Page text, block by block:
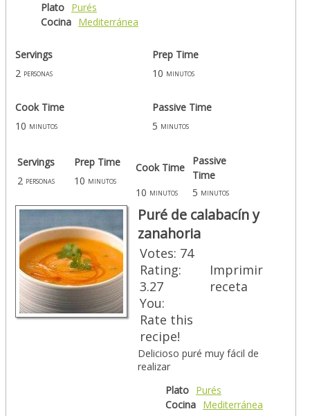
Plato Purés
Cocina Mediterránea
Servings
Prep Time
2 personas 10 minutos
Cook Time
Passive Time
10 minutos 5 minutos
Servings
Prep Time
2 personas 10 minutos
Cook Time
Passive
Time
10 minutos 5 minutos
Puré de calabacín y
zanahoria
Votes: 74
Rating:
3.27
You:
Rate this
recipe!
Imprimir
receta
Delicioso puré muy fácil de
realizar
Plato Purés
Cocina Mediterránea